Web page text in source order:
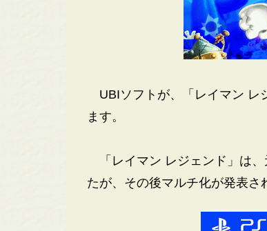
UBIソフトが、「レイマン レ
ます。
「レイマン レジェンド」は、
たが、その後マルチ化が発表さ